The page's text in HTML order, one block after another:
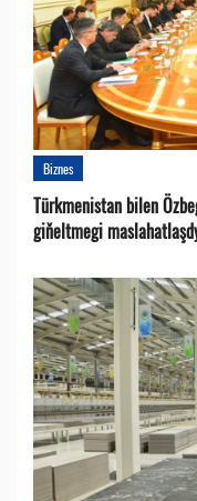
Biznes
Türkmenistan bilen
giňeltmegi